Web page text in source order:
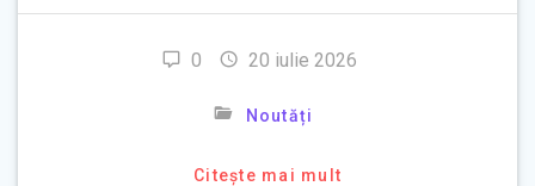
0 20 iulie 2026
Noutăți
Citește mai mult